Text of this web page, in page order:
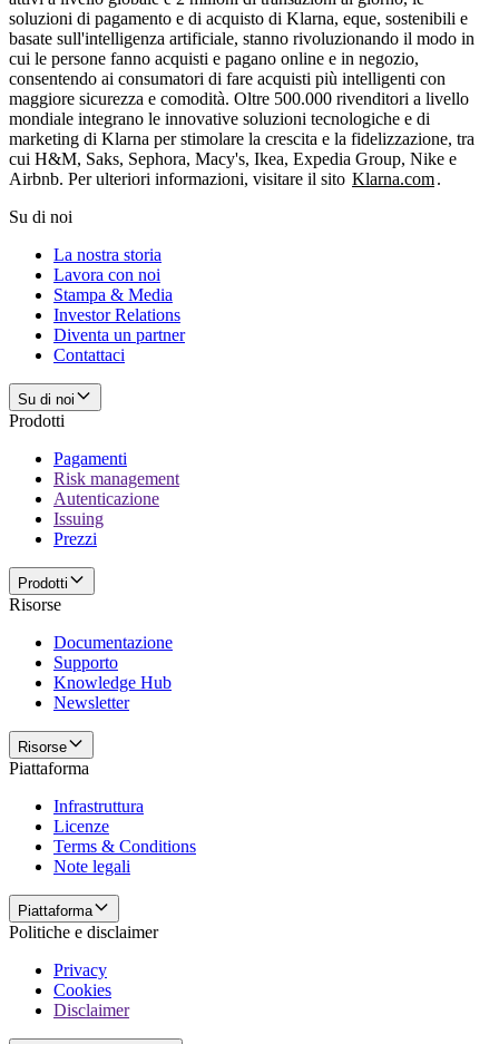
soluzioni di pagamento e di acquisto di Klarna, eque, sostenibili e
basate sull'intelligenza artificiale, stanno rivoluzionando il modo in
cui le persone fanno acquisti e pagano online e in negozio,
consentendo ai consumatori di fare acquisti più intelligenti con
maggiore sicurezza e comodità. Oltre 500.000 rivenditori a livello
mondiale integrano le innovative soluzioni tecnologiche e di
marketing di Klarna per stimolare la crescita e la fidelizzazione, tra
cui H&M, Saks, Sephora, Macy's, Ikea, Expedia Group, Nike e
Airbnb. Per ulteriori informazioni, visitare il sito Klarna.com.
Su di noi
La nostra storia
Lavora con noi
Stampa & Media
Investor Relations
Diventa un partner
Contattaci
Su di noi
Prodotti
Pagamenti
Risk management
Autenticazione
Issuing
Prezzi
Prodotti
Risorse
Documentazione
Supporto
Knowledge Hub
Newsletter
Risorse
Piattaforma
Infrastruttura
Licenze
Terms & Conditions
Note legali
Piattaforma
Politiche e disclaimer
Privacy
Cookies
Disclaimer